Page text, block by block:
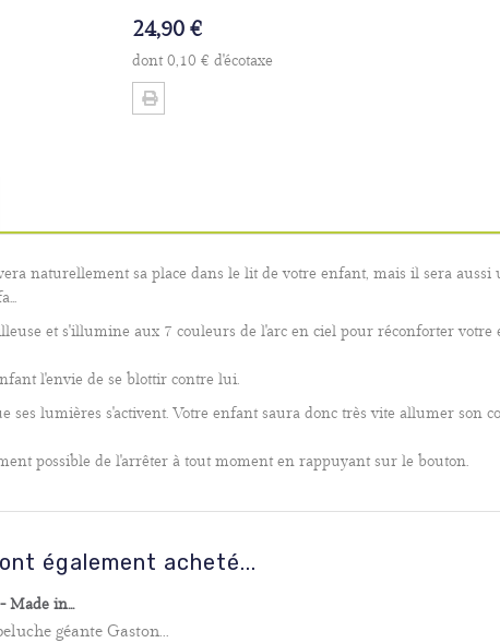
24,90 €
dont0,10 € d'écotaxe
naturellement sa place dans le lit de votre enfant, mais il sera aussi
et s'illumine aux 7 couleurs de l'arc en ciel pour réconforter
l'envie de se blottir contre lui.
lumières s'activent. Votre enfant saura donc très vite allumer son
possible de l'arrêter à tout moment en rappuyant sur le bouton.
également acheté...
Made in...
géante Gaston...